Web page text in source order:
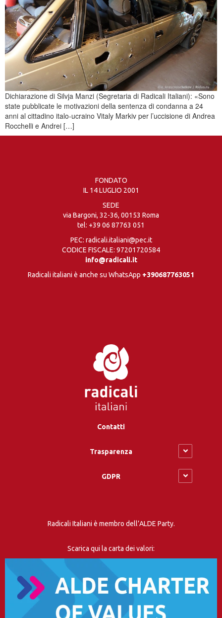
Dichiarazione di Silvja Manzi (Segretaria di Radicali Italiani): «Sono
state pubblicate le motivazioni della sentenza di condanna a 24
anni al cittadino italo-ucraino Vitaly Markiv per l’uccisione di Andrea
Rocchelli e Andrei […]
FONDATO
IL 14 LUGLIO 2001
SEDE
via Bargoni, 32-36, 00153 Roma
tel: +39 06 87763 051
PEC: radicali.italiani@pec.it
CODICE FISCALE: 97201720584
info@radicali.it
Radicali italiani è anche su WhatsApp +390687763051
Contatti
Trasparenza
GDPR
Radicali Italiani è membro dell’ALDE Party.
Scarica qui la carta dei valori: